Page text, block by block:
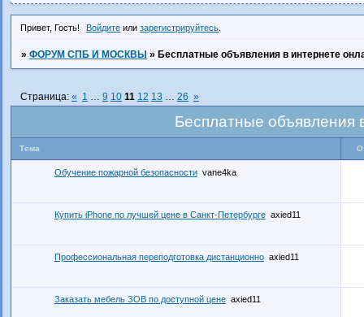
Привет, Гость! Войдите илизарегистрируйтесь
» ФОРУМ СПБ И МОСКВЫ » Бесплатные объявления в интернете
Бесплатные объявления
Страница: « 1 … 9 10 11 12 13 … 26 »
Тема
Обучение пожарной безопасности vane4ka
Купить iPhone по лучшей цене в Санкт-Петербурге axied11
Профессиональная переподготовка дистанционно axied11
Заказать мебель ЗОВ по доступной цене axied11